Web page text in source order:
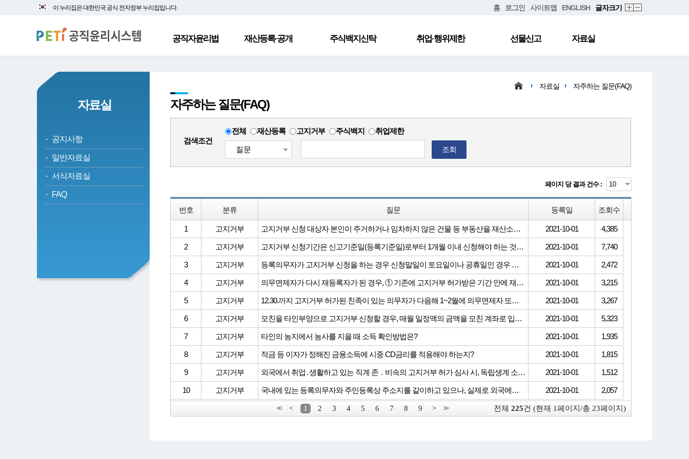
대
바
로
본
로
가
이 누리집은 대한민국 공식 전자정부 누리집입니다. 홈 로그인 사이트맵 ENGLISH 글자크기
공직자윤리법 재산등록·공개 주식백지신탁 취업·행위제한 선물신고 자료실
자료실
공지사항
일반자료실
서식자료실
FAQ
자료실 자주하는 질문(FAQ)
자주하는 질문(FAQ)
검색조건
전체 재산등록 고지거부 주식백지 취업제한
조회
페이지 당 결과 건수 :
번호 분류 질문 등록일 조회수
1 고지거부 고지거부 신청 대상자 본인이 주거하거나 임차하지 않은 건물 등 부동산을 재산소득으로 인정받으려는 경우 부동산에 대해 어떤 방법으로 소득금액을 산정하나요? 2021-10-01 4,385
2 고지거부 고지거부 신청기간은 신고기준일(등록기준일)로부터 1개월 이내 신청해야 하는 것으로 알고 있는데 업무 인수인계, 업무 파악 등으로 해당기간이 경과한 경우 신청방법은? 2021-10-01 7,740
3 고지거부 등록의무자가 고지거부 신청을 하는 경우 신청말일이 토요일이나 공휴일인 경우 신청만료일은? 2021-10-01 2,472
4 고지거부 의무면제자가 다시 재등록자가 된 경우, ① 기존에 고지거부 허가받은 기간 안에 재등록자가 된 경우, ② 고지거부 허가 기간이 종료된 경우, 고지거부 효력여부 및 신청방법은? 2021-10-01 3,215
5 고지거부 12.30.까지 고지거부 허가된 친족이 있는 의무자가 다음해 1~2월에 의무면제자 또는 퇴직자가 된 경우 고지거부가 유효한가요? 2021-10-01 3,267
6 고지거부 모친을 타인부양으로 고지거부 신청할 경우, 매월 일정액의 금액을 모친 계좌로 입금하는데 몇 달간의 입금내역을 증빙자료로 제출해야 하나요? 2021-10-01 5,323
7 고지거부 타인의 농지에서 농사를 지을 때 소득 확인방법은? 2021-10-01 1,935
8 고지거부 적금 등 이자가 정해진 금융소득에 시중 CD금리를 적용해야 하는지? 2021-10-01 1,815
9 고지거부 외국에서 취업․생활하고 있는 직계 존 ․ 비속의 고지거부 허가 심사 시, 독립생계 소득기준은 어떻게 적용하는지? 2021-10-01 1,512
10 고지거부 국내에 있는 등록의무자와 주민등록상 주소지를 같이하고 있으나, 실제로 외국에서 취업․생활하고 있는 의무자의 친족에 대해 고지거부 가능한지? 2021-10-01 2,057
<< < 1 2 3 4 5 6 7 8 9 > >> 전체 225건 (현재 1페이지/총 23페이지)